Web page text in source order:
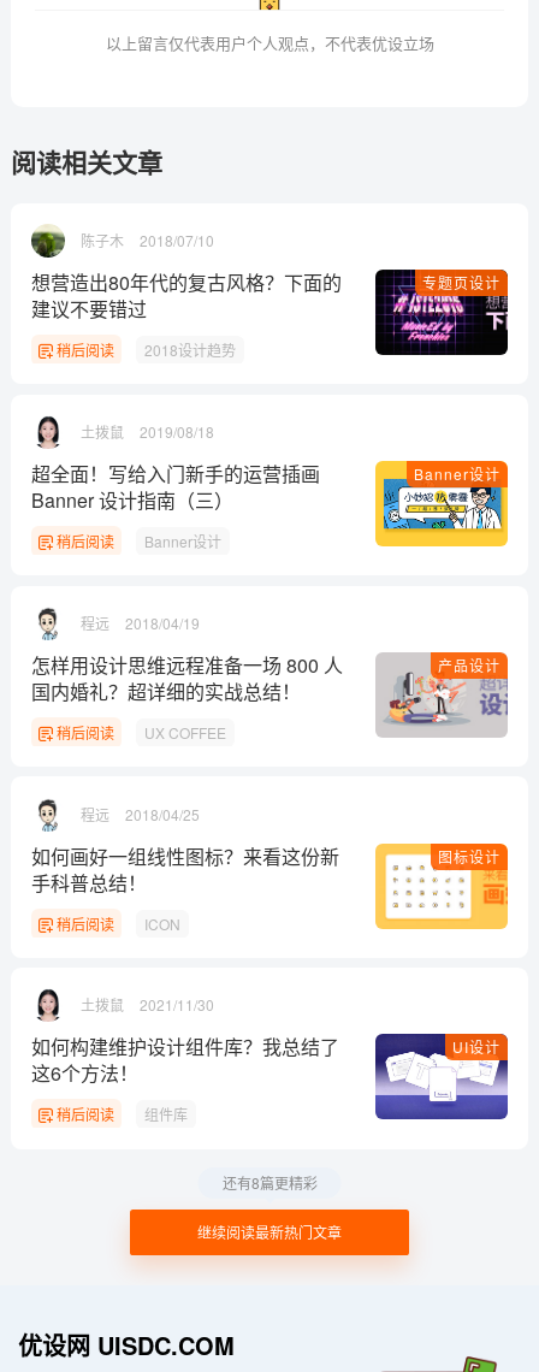
以上留言仅代表用户个人观点，不代表优设立场
阅读相关文章
陈子木 2018/07/10
专题页设计
想营造出80年代的复古风格？下面的
建议不要错过
稍后阅读 2018设计趋势
土拨鼠 2019/08/18
Banner设计
超全面！写给入门新手的运营插画
Banner 设计指南（三）
稍后阅读 Banner设计
程远 2018/04/19
产品设计
怎样用设计思维远程准备一场 800 人
国内婚礼？超详细的实战总结！
稍后阅读 UX COFFEE
程远 2018/04/25
图标设计
如何画好一组线性图标？来看这份新
手科普总结！
稍后阅读 ICON
土拨鼠 2021/11/30
UI设计
如何构建维护设计组件库？我总结了
这6个方法！
稍后阅读 组件库
继续阅读最新热门文章
还有8篇更精彩
优设网 UISDC.COM